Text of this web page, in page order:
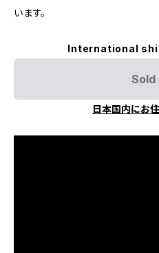
います。
International
Sold
日本国内にお